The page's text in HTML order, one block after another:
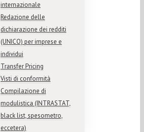
internazionale
Redazione delle
dichiarazione dei redditi
(UNICO) per imprese e
individui
Transfer Pricing
Visti di conformità
Compilazione di
modulistica (INTRASTAT,
black list, spesometro,
eccetera)